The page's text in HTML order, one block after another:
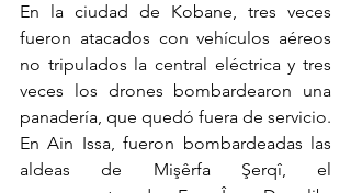
En la ciudad de Kobane, tres veces
fueron atacados con vehículos aéreos
no tripulados la central eléctrica y tres
veces los drones bombardearon una
panadería, que quedó fuera de servicio.
En Ain Issa, fueron bombardeadas las
aldeas de Mişêrfa Şerqî, el